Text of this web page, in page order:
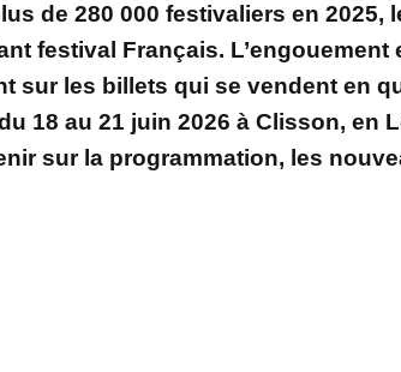
de 280 000 festivaliers en 2025,
festival Français.
sur les billets qui se vendent en
18 au 21 juin 2026 à Clisson, en
sur la programmation, les